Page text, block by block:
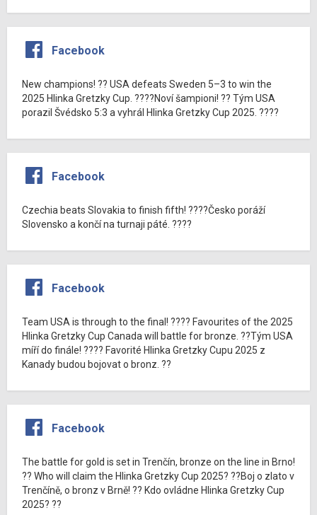
Facebook
New champions! ?? USA defeats Sweden 5–3 to win the
2025 Hlinka Gretzky Cup. ????Noví šampioni! ?? Tým USA
porazil Švédsko 5:3 a vyhrál Hlinka Gretzky Cup 2025. ????
Facebook
Czechia beats Slovakia to finish fifth! ????Česko poráží
Slovensko a končí na turnaji páté. ????
Facebook
Team USA is through to the final! ???? Favourites of the 2025
Hlinka Gretzky Cup Canada will battle for bronze. ??Tým USA
míří do finále! ???? Favorité Hlinka Gretzky Cupu 2025 z
Kanady budou bojovat o bronz. ??
Facebook
The battle for gold is set in Trenčín, bronze on the line in Brno!
?? Who will claim the Hlinka Gretzky Cup 2025? ??Boj o zlato v
Trenčíně, o bronz v Brně! ?? Kdo ovládne Hlinka Gretzky Cup
2025? ??